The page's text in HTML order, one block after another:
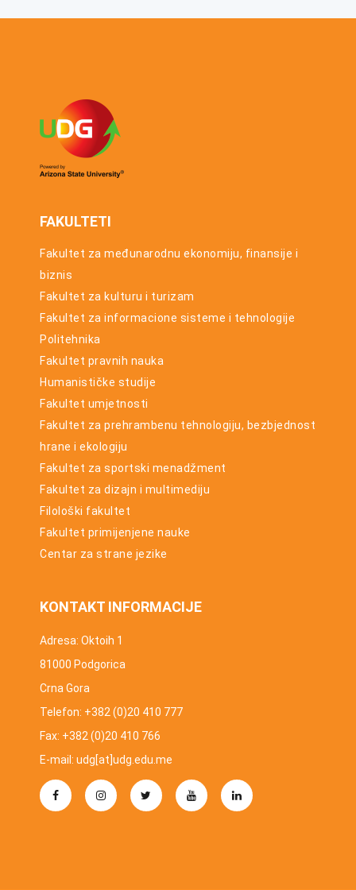
2025/26.
Konkurs za
studija za
studijsku
2026/27.
godinu
FAKULTETI
Fakultet za međunarodnu ekonomiju, finansije i
biznis
Fakultet za kulturu i turizam
Fakultet za informacione sisteme i tehnologije
Politehnika
Fakultet pravnih nauka
Humanističke studije
Fakultet umjetnosti
Fakultet za prehrambenu tehnologiju, bezbjednost
hrane i ekologiju
Fakultet za sportski menadžment
Fakultet za dizajn i multimediju
Filološki fakultet
Fakultet primijenjene nauke
Centar za strane jezike
KONTAKT INFORMACIJE
Adresa: Oktoih 1
81000 Podgorica
Crna Gora
Telefon: +382 (0)20 410 777
Fax: +382 (0)20 410 766
E-mail: udg[at]udg.edu.me